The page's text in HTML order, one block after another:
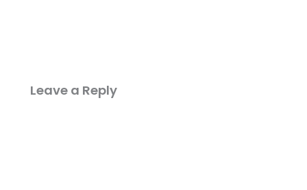
Leave a Reply